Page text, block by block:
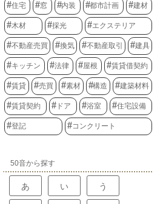
住宅 窓 内装 都市計画 建材
木材 採光 エクステリア
不動産売買 換気 不動産取引 建具
キッチン 法律 屋根 賃貸借契約
賃貸 売買 素材 構造 建築材料
賃貸契約 ドア 浴室 住宅設備
登記 コンクリート
50音から探す
あ い う